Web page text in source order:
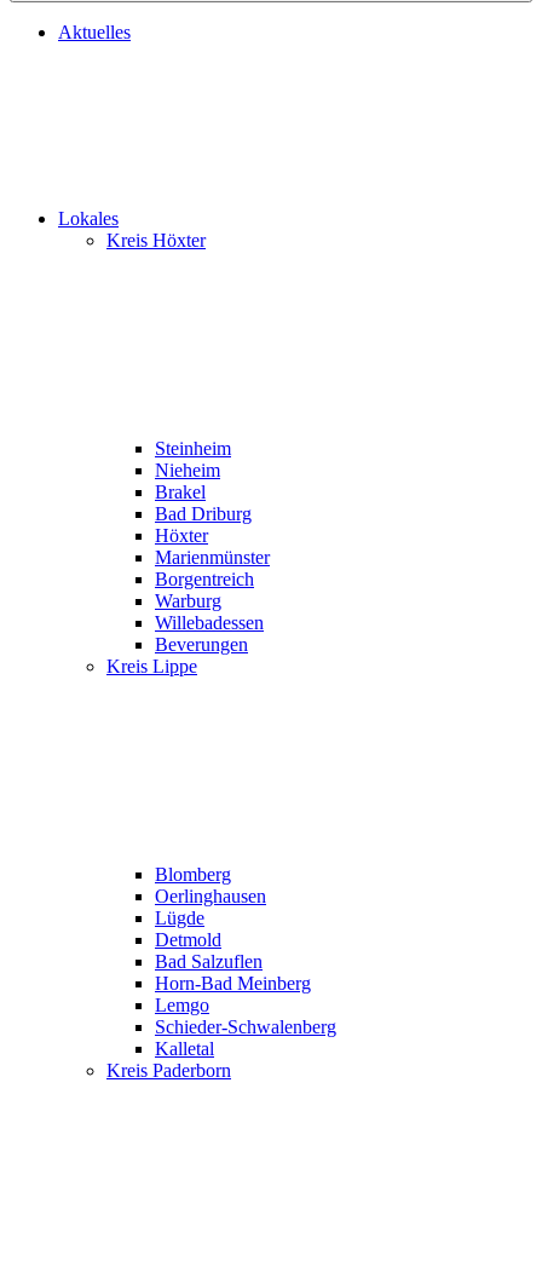
Aktuelles
Lokales
Kreis Höxter
Steinheim
Nieheim
Brakel
Bad Driburg
Höxter
Marienmünster
Borgentreich
Warburg
Willebadessen
Beverungen
Kreis Lippe
Blomberg
Oerlinghausen
Lügde
Detmold
Bad Salzuflen
Horn-Bad Meinberg
Lemgo
Schieder-Schwalenberg
Kalletal
Kreis Paderborn